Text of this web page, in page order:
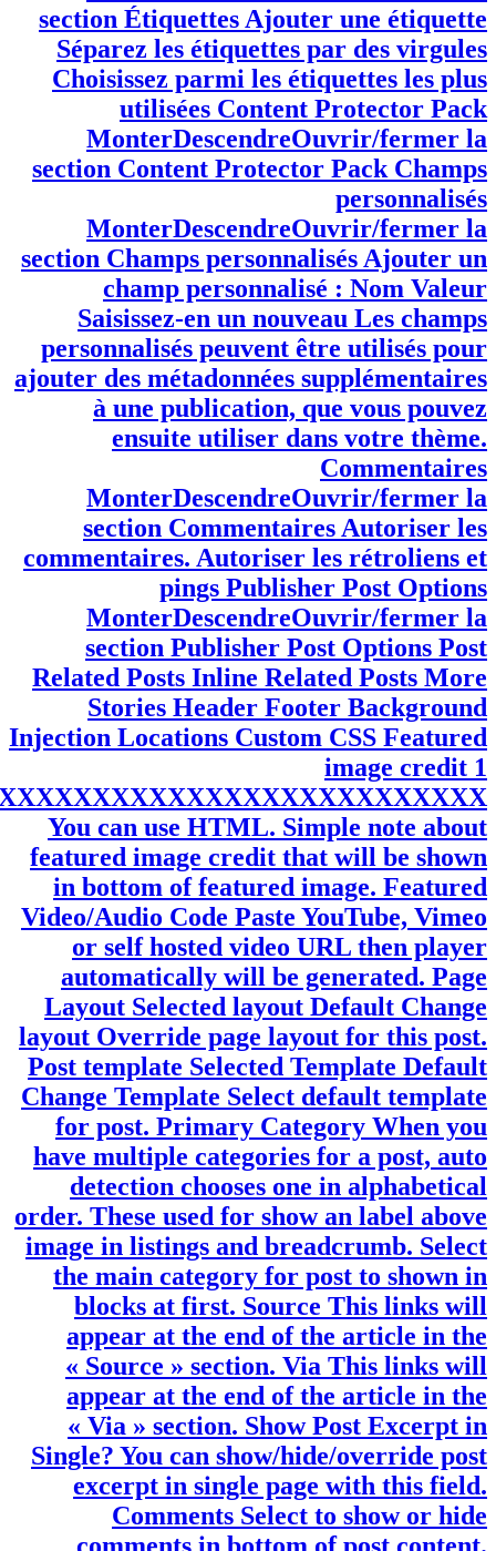
hygiène) Santé mentale & sommeil +
Ajouter une catégorie Auteur/autrice
MonterDescendreOuvrir/fermer la
section Auteur/autrice Auteur/autrice
Better Post Views
MonterDescendreOuvrir/fermer la
section Better Post Views Post Views
Count You can change views count to fake
number. This helps your post to get more
attention from visitors. Étiquettes
MonterDescendreOuvrir/fermer la
section Étiquettes Ajouter une étiquette
Séparez les étiquettes par des virgules
Choisissez parmi les étiquettes les plus
utilisées Content Protector Pack
MonterDescendreOuvrir/fermer la
section Content Protector Pack Champs
personnalisés
MonterDescendreOuvrir/fermer la
section Champs personnalisés Ajouter un
champ personnalisé : Nom Valeur
Saisissez-en un nouveau Les champs
personnalisés peuvent être utilisés pour
ajouter des métadonnées supplémentaires
à une publication, que vous pouvez
ensuite utiliser dans votre thème.
Commentaires
MonterDescendreOuvrir/fermer la
section Commentaires Autoriser les
commentaires. Autoriser les rétroliens et
pings Publisher Post Options
MonterDescendreOuvrir/fermer la
section Publisher Post Options Post
Related Posts Inline Related Posts More
Stories Header Footer Background
Injection Locations Custom CSS Featured
image credit 1
You can use HTML. Simple note about
featured image credit that will be shown
in bottom of featured image. Featured
Video/Audio Code Paste YouTube, Vimeo
or self hosted video URL then player
automatically will be generated. Page
Layout Selected layout Default Change
layout Override page layout for this post.
Post template Selected Template Default
Change Template Select default template
for post. Primary Category When you
have multiple categories for a post, auto
detection chooses one in alphabetical